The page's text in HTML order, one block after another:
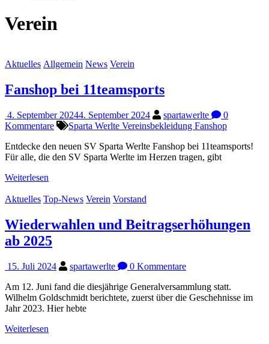
Verein
Aktuelles Allgemein News Verein
Fanshop bei 11teamsports
4. September 20244. September 2024 spartawerlte
0
Kommentare
Sparta Werlte Vereinsbekleidung Fanshop
Entdecke den neuen SV Sparta Werlte Fanshop bei 11teamsports!
Für alle, die den SV Sparta Werlte im Herzen tragen, gibt
Weiterlesen
Aktuelles Top-News Verein Vorstand
Wiederwahlen und Beitragserhöhungen
ab 2025
15. Juli 2024 spartawerlte
0 Kommentare
Am 12. Juni fand die diesjährige Generalversammlung statt.
Wilhelm Goldschmidt berichtete, zuerst über die Geschehnisse im
Jahr 2023. Hier hebte
Weiterlesen